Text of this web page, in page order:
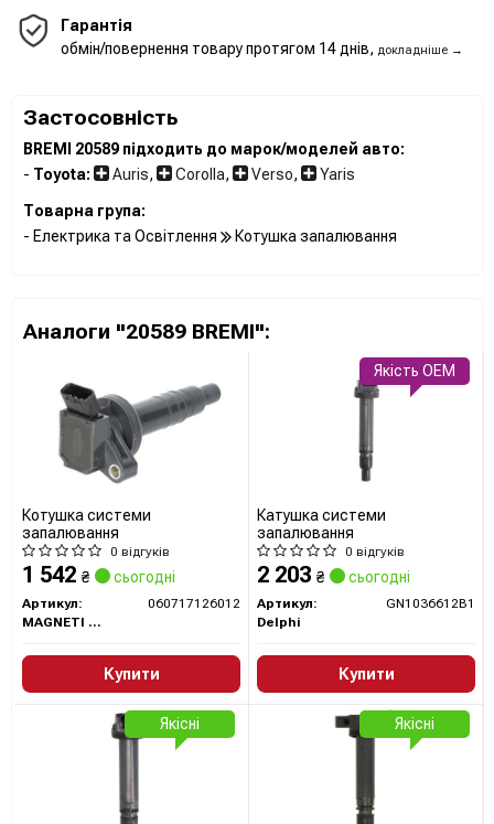
Гарантія
обмін/повернення товару протягом 14 днів, докладніше →
Застосовність
BREMI 20589 підходить до марок/моделей авто:
- Toyota: Auris, Corolla, Verso, Yaris
Товарна група:
- Електрика та Освітлення
Котушка запалювання
Аналоги "20589 BREMI":
Котушка системи
запалювання
0 відгуків
1 542 ₴ сьогодні
Артикул:
060717126012
MAGNETI MARELLI
Купити
Катушка системи
запалювання
0 відгуків
2 203 ₴ сьогодні
Артикул:
GN1036612B1
Delphi
Купити
Якість OEM
Якісні Якісні